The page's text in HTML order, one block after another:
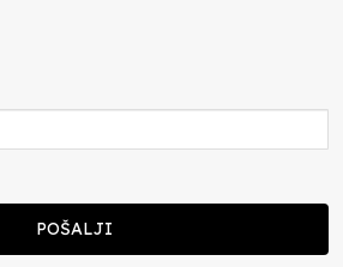
POŠALJI